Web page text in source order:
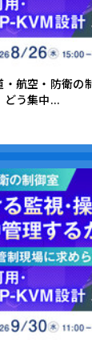
・航空・防衛の
どう集中...